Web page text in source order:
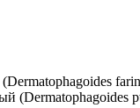
(Dermatophagoides